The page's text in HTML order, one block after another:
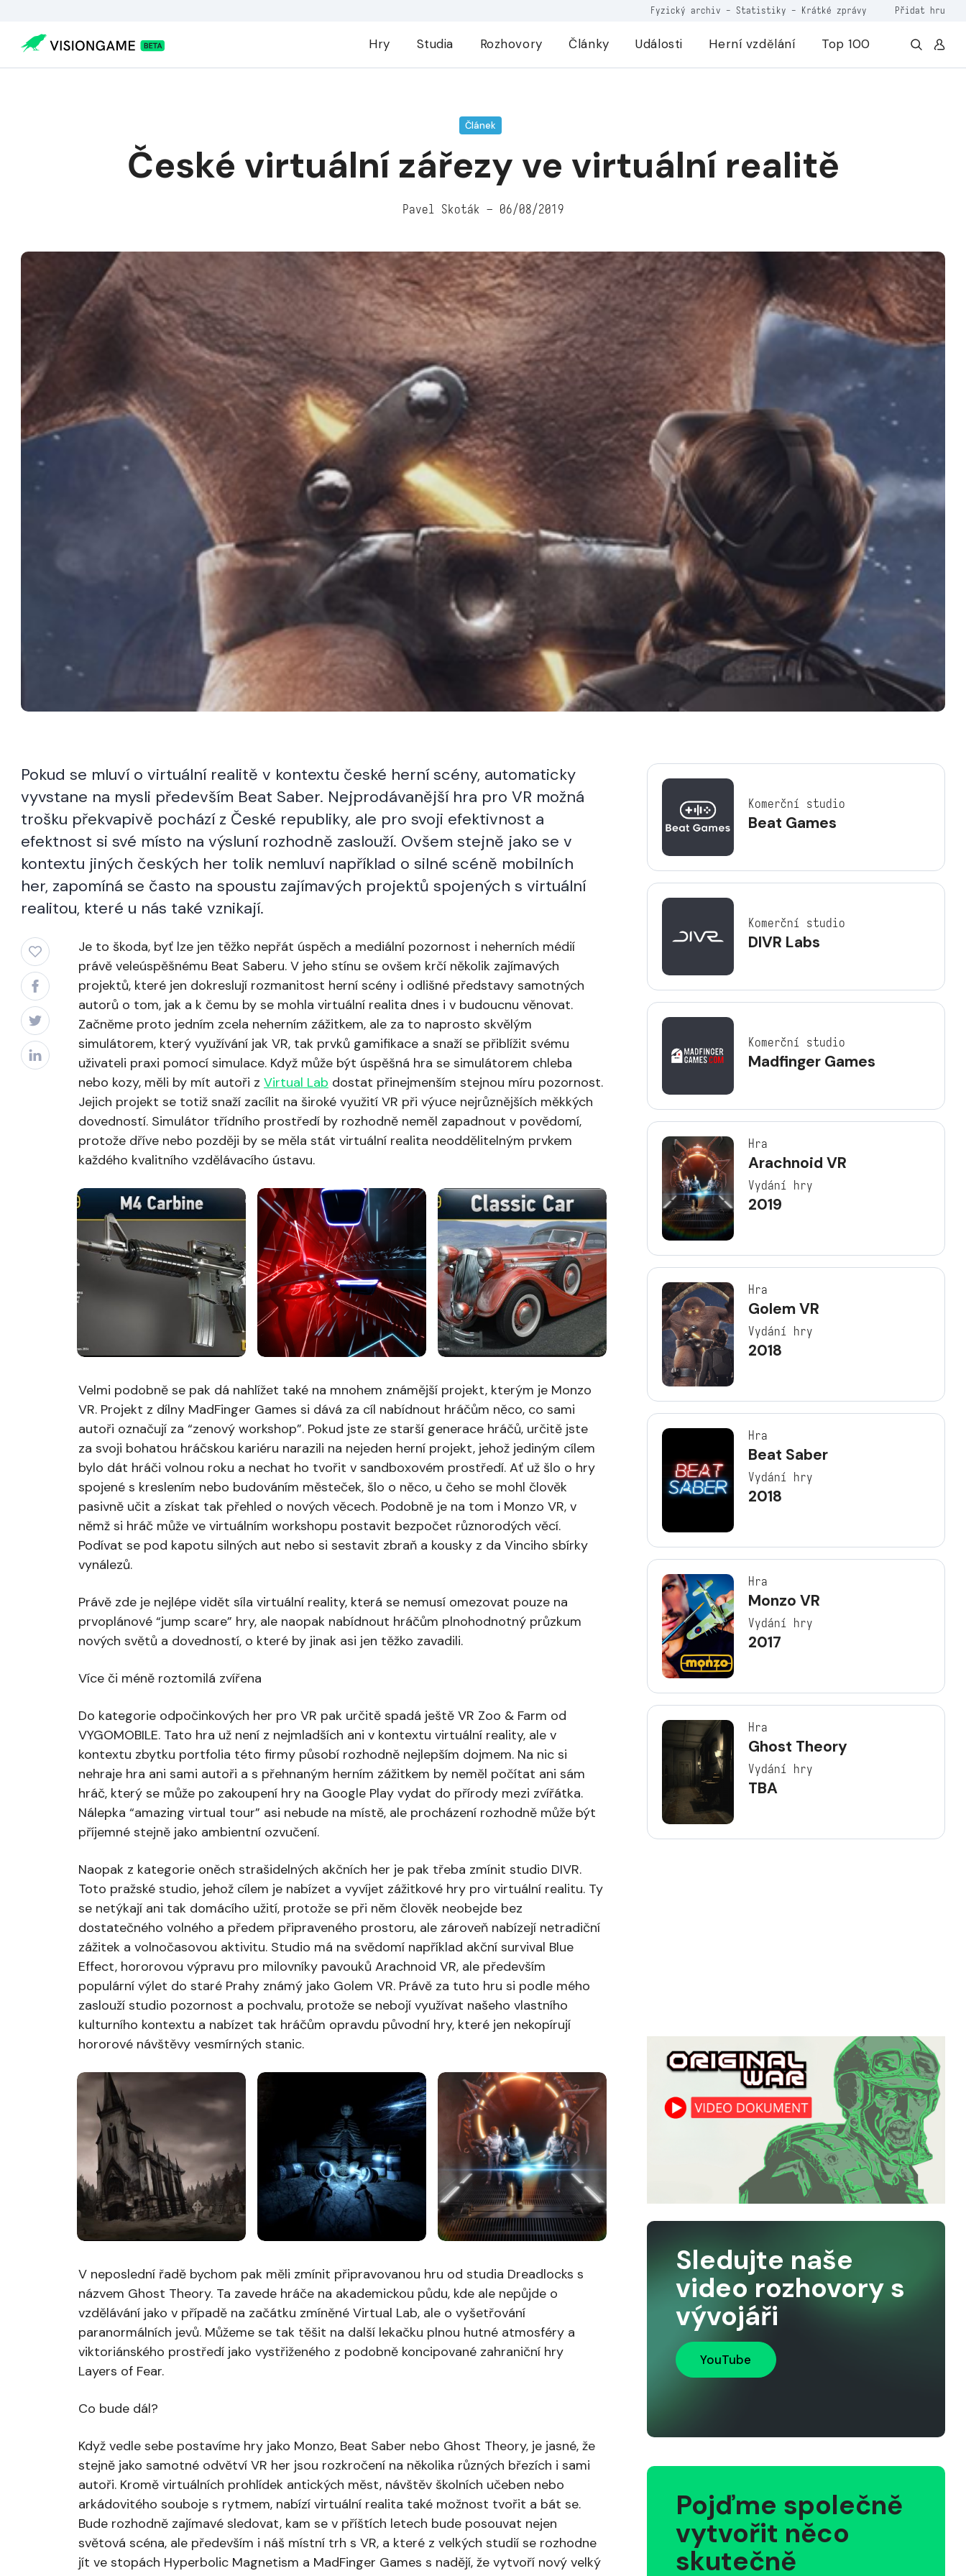
Fyzický archiv - Statistiky - Krátké zprávy Přidat hru
Hry Studia Rozhovory Články Události Herní vzdělání Top 100
Článek
České virtuální zářezy ve virtuální realitě
Pavel Skoták – 06/08/2019
Pokud se mluví o virtuální realitě v kontextu české herní scény, automaticky
vyvstane na mysli především Beat Saber. Nejprodávanější hra pro VR možná
trošku překvapivě pochází z České republiky, ale pro svoji efektivnost a
efektnost si své místo na výsluní rozhodně zaslouží. Ovšem stejně jako se v
kontextu jiných českých her tolik nemluví například o silné scéně mobilních
her, zapomíná se často na spoustu zajímavých projektů spojených s virtuální
realitou, které u nás také vznikají.
Je to škoda, byť lze jen těžko nepřát úspěch a mediální pozornost i neherních médií
právě veleúspěšnému Beat Saberu. V jeho stínu se ovšem krčí několik zajímavých
projektů, které jen dokreslují rozmanitost herní scény i odlišné představy samotných
autorů o tom, jak a k čemu by se mohla virtuální realita dnes i v budoucnu věnovat.
Začněme proto jedním zcela neherním zážitkem, ale za to naprosto skvělým
simulátorem, který využívání jak VR, tak prvků gamifikace a snaží se přiblížit svému
uživateli praxi pomocí simulace. Když může být úspěšná hra se simulátorem chleba
nebo kozy, měli by mít autoři z Virtual Lab dostat přinejmenším stejnou míru pozornost.
Jejich projekt se totiž snaží zacílit na široké využití VR při výuce nejrůznějších měkkých
dovedností. Simulátor třídního prostředí by rozhodně neměl zapadnout v povědomí,
protože dříve nebo později by se měla stát virtuální realita neoddělitelným prvkem
každého kvalitního vzdělávacího ústavu.
Velmi podobně se pak dá nahlížet také na mnohem známější projekt, kterým je Monzo
VR. Projekt z dílny MadFinger Games si dává za cíl nabídnout hráčům něco, co sami
autoři označují za “zenový workshop”. Pokud jste ze starší generace hráčů, určitě jste
za svoji bohatou hráčskou kariéru narazili na nejeden herní projekt, jehož jediným cílem
bylo dát hráči volnou roku a nechat ho tvořit v sandboxovém prostředí. Ať už šlo o hry
spojené s kreslením nebo budováním městeček, šlo o něco, u čeho se mohl člověk
pasivně učit a získat tak přehled o nových věcech. Podobně je na tom i Monzo VR, v
němž si hráč může ve virtuálním workshopu postavit bezpočet různorodých věcí.
Podívat se pod kapotu silných aut nebo si sestavit zbraň a kousky z da Vinciho sbírky
vynálezů.
Právě zde je nejlépe vidět síla virtuální reality, která se nemusí omezovat pouze na
prvoplánové “jump scare” hry, ale naopak nabídnout hráčům plnohodnotný průzkum
nových světů a dovedností, o které by jinak asi jen těžko zavadili.
Více či méně roztomilá zvířena
Do kategorie odpočinkových her pro VR pak určitě spadá ještě VR Zoo & Farm od
VYGOMOBILE. Tato hra už není z nejmladších ani v kontextu virtuální reality, ale v
kontextu zbytku portfolia této firmy působí rozhodně nejlepším dojmem. Na nic si
nehraje hra ani sami autoři a s přehnaným herním zážitkem by neměl počítat ani sám
hráč, který se může po zakoupení hry na Google Play vydat do přírody mezi zvířátka.
Nálepka “amazing virtual tour” asi nebude na místě, ale procházení rozhodně může být
příjemné stejně jako ambientní ozvučení.
Naopak z kategorie oněch strašidelných akčních her je pak třeba zmínit studio DIVR.
Toto pražské studio, jehož cílem je nabízet a vyvíjet zážitkové hry pro virtuální realitu. Ty
se netýkají ani tak domácího užití, protože se při něm člověk neobejde bez
dostatečného volného a předem připraveného prostoru, ale zároveň nabízejí netradiční
zážitek a volnočasovou aktivitu. Studio má na svědomí například akční survival Blue
Effect, hororovou výpravu pro milovníky pavouků Arachnoid VR, ale především
populární výlet do staré Prahy známý jako Golem VR. Právě za tuto hru si podle mého
zaslouží studio pozornost a pochvalu, protože se nebojí využívat našeho vlastního
kulturního kontextu a nabízet tak hráčům opravdu původní hry, které jen nekopírují
hororové návštěvy vesmírných stanic.
V neposlední řadě bychom pak měli zmínit připravovanou hru od studia Dreadlocks s
názvem Ghost Theory. Ta zavede hráče na akademickou půdu, kde ale nepůjde o
vzdělávání jako v případě na začátku zmíněné Virtual Lab, ale o vyšetřování
paranormálních jevů. Můžeme se tak těšit na další lekačku plnou hutné atmosféry a
viktoriánského prostředí jako vystřiženého z podobně koncipované zahraniční hry
Layers of Fear.
Co bude dál?
Když vedle sebe postavíme hry jako Monzo, Beat Saber nebo Ghost Theory, je jasné, že
stejně jako samotné odvětví VR her jsou rozkročení na několika různých březích i sami
autoři. Kromě virtuálních prohlídek antických měst, návštěv školních učeben nebo
arkádovitého souboje s rytmem, nabízí virtuální realita také možnost tvořit a bát se.
Bude rozhodně zajímavé sledovat, kam se v příštích letech bude posouvat nejen
světová scéna, ale především i náš místní trh s VR, a které z velkých studií se rozhodne
jít ve stopách Hyperbolic Magnetism a MadFinger Games s nadějí, že vytvoří nový velký
Komerční studio
Beat Games
Komerční studio
DIVR Labs
Komerční studio
Madfinger Games
Hra
Arachnoid VR
Vydání hry
2019
Hra
Golem VR
Vydání hry
2018
Hra
Beat Saber
Vydání hry
2018
Hra
Monzo VR
Vydání hry
2017
Hra
Ghost Theory
Vydání hry
TBA
Sledujte naše
video rozhovory s
vývojáři
YouTube
Pojďme společně
vytvořit něco
skutečně